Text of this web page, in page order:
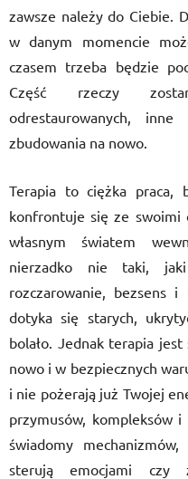
zawsze należy do Ciebie.
w danym momencie
czasem trzeba będzie
Część rzeczy
odrestaurowanych,
zbudowania na nowo.
Terapia to ciężka praca,
konfrontuje się ze swoimi
własnym światem
nierzadko nie taki,
rozczarowanie, bezsens
dotyka się starych,
bolało. Jednak terapia
nowo i w bezpiecznych
i nie pożerają już Twojej
przymusów, kompleksów
świadomy
sterują emocjami czy